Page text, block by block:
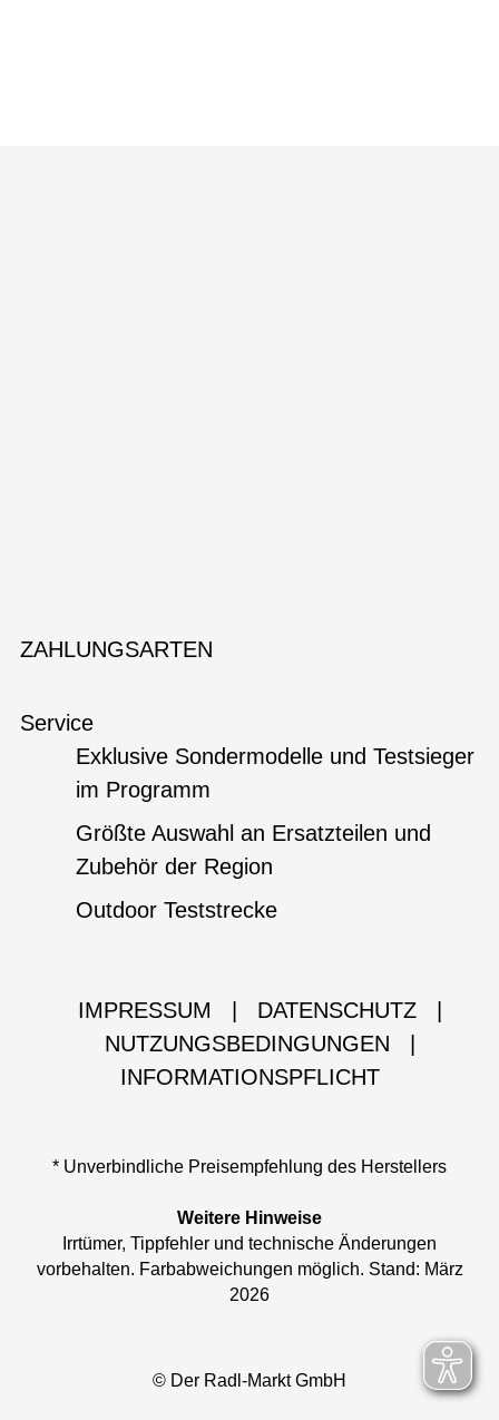
ZAHLUNGSARTEN
Service
Exklusive Sondermodelle und Testsieger
im Programm
Größte Auswahl an Ersatzteilen und
Zubehör der Region
Outdoor Teststrecke
IMPRESSUM DATENSCHUTZ
NUTZUNGSBEDINGUNGEN
INFORMATIONSPFLICHT
* Unverbindliche Preisempfehlung des Herstellers
Weitere Hinweise
Irrtümer, Tippfehler und technische Änderungen
vorbehalten. Farbabweichungen möglich. Stand: März
2026
© Der Radl-Markt GmbH